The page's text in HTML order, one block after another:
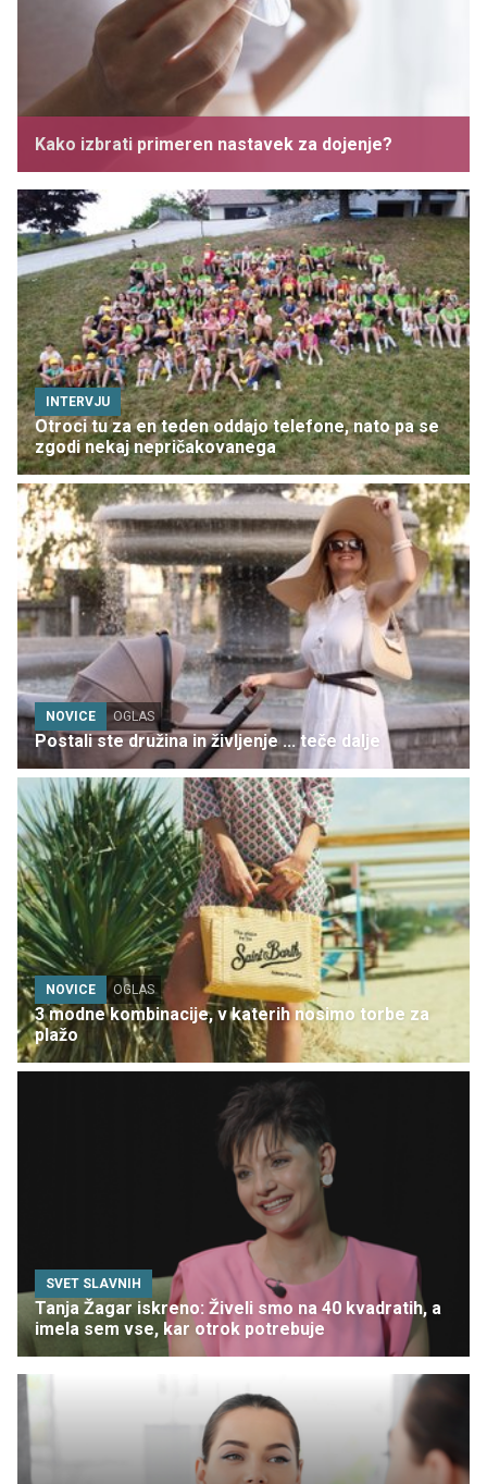
Kako izbrati primeren nastavek za dojenje?
INTERVJU
Otroci tu za en teden oddajo telefone, nato pa se
zgodi nekaj nepričakovanega
NOVICE OGLAS
Postali ste družina in življenje ... teče dalje
NOVICE OGLAS
3 modne kombinacije, v katerih nosimo torbe za
plažo
SVET SLAVNIH
Tanja Žagar iskreno: Živeli smo na 40 kvadratih, a
imela sem vse, kar otrok potrebuje